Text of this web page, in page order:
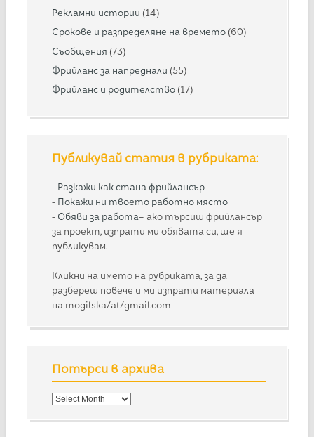
Рекламни истории (14)
Срокове и разпределяне на времето (60)
Съобщения (73)
Фрийланс за напреднали (55)
Фрийланс и родителство (17)
Публикувай статия в рубриката:
- Разкажи как стана фрийлансър
- Покажи ни твоето работно място
- Обяви за работа– ако търсиш фрийлансър
за проект, изпрати ми обявата си, ще я
публикувам.
Кликни на името на рубриката, за да
разбереш повече и ми изпрати материала
на mogilska/at/gmail.com
Потърси в архива
Потърси